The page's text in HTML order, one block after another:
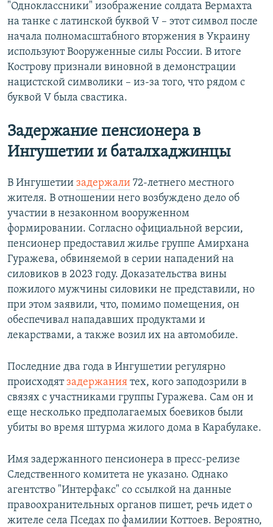
"Одноклассники" изображение солдата Вермахта
на танке с латинской буквой V – этот символ после
начала полномасштабного вторжения в Украину
используют Вооруженные силы России. В итоге
Кострову признали виновной в демонстрации
нацистской символики – из-за того, что рядом с
буквой V была свастика.
Задержание пенсионера в
Ингушетии и баталхаджинцы
В Ингушетии задержали 72-летнего местного
жителя. В отношении него возбуждено дело об
участии в незаконном вооруженном
формировании. Согласно официальной версии,
пенсионер предоставил жилье группе Амирхана
Гуражева, обвиняемой в серии нападений на
силовиков в 2023 году. Доказательства вины
пожилого мужчины силовики не представили, но
при этом заявили, что, помимо помещения, он
обеспечивал нападавших продуктами и
лекарствами, а также возил их на автомобиле.
Последние два года в Ингушетии регулярно
происходятзадержания тех, кого заподозрили в
связях с участниками группы Гуражева. Сам он и
еще несколько предполагаемых боевиков были
убиты во время штурма жилого дома в Карабулаке.
Имя задержанного пенсионера в пресс-релизе
Следственного комитета не указано. Однако
агентство "Интерфакс" со ссылкой на данные
правоохранительных органов пишет, речь идет о
жителе села Пседах по фамилии Коттоев. Вероятно,